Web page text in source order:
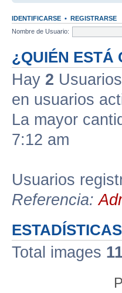
IDENTIFICARSE • REGISTRARSE
Nombre de Usuario:
¿QUIÉN ESTÁ
Hay 2
en usuarios
La mayor
7:12 am
Usuarios
Referencia:
ESTADÍSTICAS
Total images